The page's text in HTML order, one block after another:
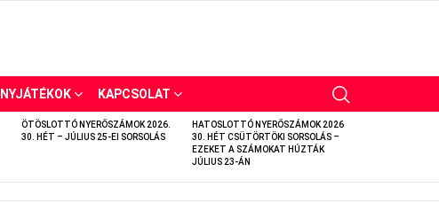
KAPCSOLAT
ÖTÖSLOTTÓ NYERŐSZÁMOK 2026.
30. HÉT – JÚLIUS 25-EI SORSOLÁS
HATOSLOTTÓ NYERŐSZÁMOK 2026
30. HÉT CSÜTÖRTÖKI SORSOLÁS –
EZEKET A SZÁMOKAT HÚZTÁK
JÚLIUS 23-ÁN